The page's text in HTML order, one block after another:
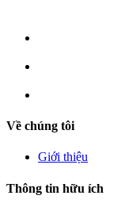
Về chúng tôi
Giới thiệu
Thông tin hữu ích